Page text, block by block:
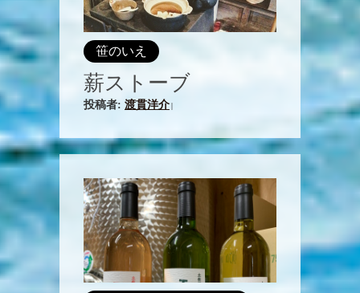
笹のいえ
薪ストーブ
投稿者: 渡貫洋介